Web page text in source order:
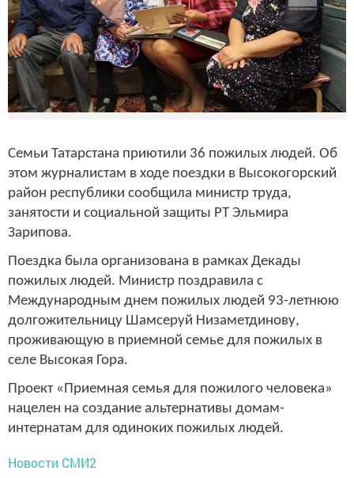
Семьи Татарстана приютили 36 пожилых людей. Об
этом журналистам в ходе поездки в Высокогорский
район республики сообщила министр труда,
занятости и социальной защиты РТ Эльмира
Зарипова.
Поездка была организована в рамках Декады
пожилых людей. Министр поздравила с
Международным днем пожилых людей 93-летнюю
долгожительницу Шамсеруй Низаметдинову,
проживающую в приемной семье для пожилых в
селе Высокая Гора.
Проект «Приемная семья для пожилого человека»
нацелен на создание альтернативы домам-
интернатам для одиноких пожилых людей.
Новости СМИ2